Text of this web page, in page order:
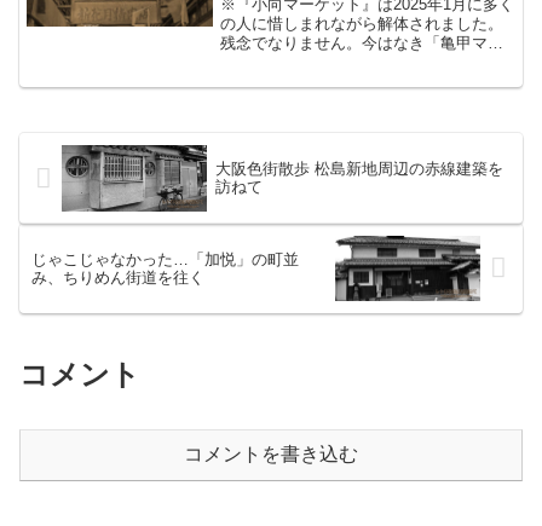
※『小向マーケット』は2025年1月に多く
の人に惜しまれながら解体されました。
残念でなりません。今はなき「亀甲マー
大阪色街散歩 松島新地周辺の赤線建築を
訪ねて
じゃこじゃなかった…「加悦」の町並
み、ちりめん街道を往く
コメント
コメントを書き込む